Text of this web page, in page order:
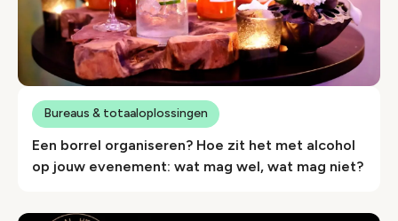
Een borrel organiseren? Hoe zit het met alcohol
op jouw evenement: wat mag wel, wat mag niet?
Bureaus & totaaloplossingen